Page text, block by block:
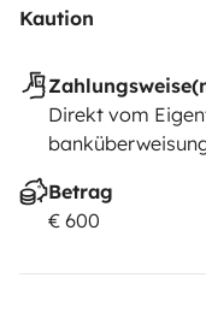
Kaution
Direkt vom
Betrag
€ 600